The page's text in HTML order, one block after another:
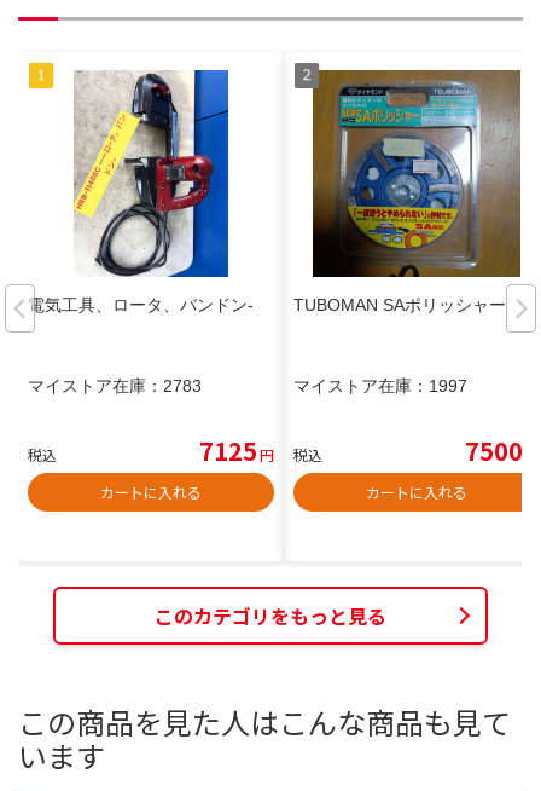
電気工具、ロータ、バンドン-
マイストア在庫： 2783
税込 7125円
カートに入れる
TUBOMAN SAポリッシャー
マイストア在庫： 1997
税込 7500
カートに入れる
このカテゴリをもっと見る
この商品を見た人はこんな商品も見て
います